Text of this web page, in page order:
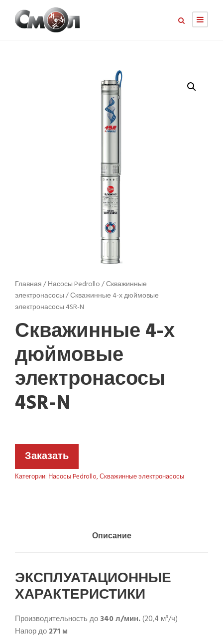
Главная/Насосы Pedrollo/Скважинные
электронасосы/ Скважинные 4-х дюймовые
электронасосы 4SR-N
Скважинные 4-х
дюймовые
электронасосы
4SR-N
Заказать
Категории: Насосы Pedrollo,Скважинные электронасосы
Описание
ЭКСПЛУАТАЦИОННЫЕ
ХАРАКТЕРИСТИКИ
Производительность до 340 л/мин.(20,4 м³/ч)
Напор до 271 м